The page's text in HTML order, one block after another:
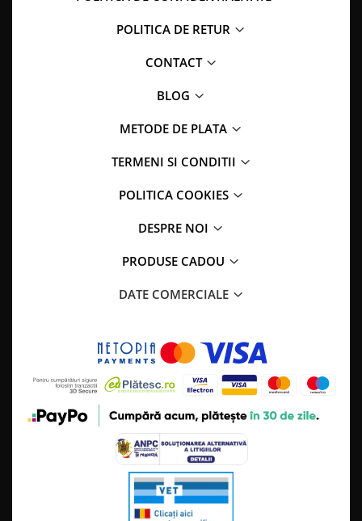
POLITICA DE RETUR
CONTACT
BLOG
METODE DE PLATA
TERMENI SI CONDITII
POLITICA COOKIES
DESPRE NOI
PRODUSE CADOU
DATE COMERCIALE